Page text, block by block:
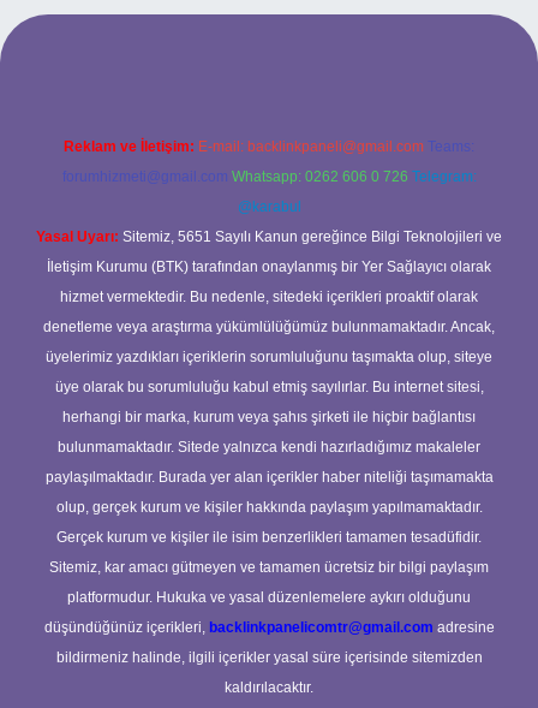
giriş adresi
Reklam ve İletişim: E-mail: backlinkpaneli@gmail.com Teams:
forumhizmeti@gmail.com Whatsapp: 0262 606 0 726 Telegram:
@karabul
Yasal Uyarı: Sitemiz, 5651 Sayılı Kanun gereğince Bilgi Teknolojileri ve
İletişim Kurumu (BTK) tarafından onaylanmış bir Yer Sağlayıcı olarak
hizmet vermektedir. Bu nedenle, sitedeki içerikleri proaktif olarak
denetleme veya araştırma yükümlülüğümüz bulunmamaktadır. Ancak,
üyelerimiz yazdıkları içeriklerin sorumluluğunu taşımakta olup, siteye
üye olarak bu sorumluluğu kabul etmiş sayılırlar. Bu internet sitesi,
herhangi bir marka, kurum veya şahıs şirketi ile hiçbir bağlantısı
bulunmamaktadır. Sitede yalnızca kendi hazırladığımız makaleler
paylaşılmaktadır. Burada yer alan içerikler haber niteliği taşımamakta
olup, gerçek kurum ve kişiler hakkında paylaşım yapılmamaktadır.
Gerçek kurum ve kişiler ile isim benzerlikleri tamamen tesadüfidir.
Sitemiz, kar amacı gütmeyen ve tamamen ücretsiz bir bilgi paylaşım
platformudur. Hukuka ve yasal düzenlemelere aykırı olduğunu
düşündüğünüz içerikleri, backlinkpanelicomtr@gmail.com adresine
bildirmeniz halinde, ilgili içerikler yasal süre içerisinde sitemizden
kaldırılacaktır.